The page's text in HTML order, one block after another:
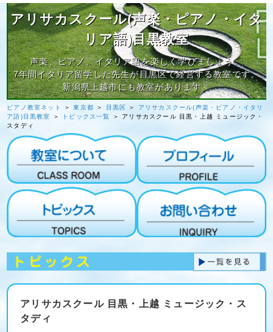
アリサカスクール(声楽・ピアノ・イタ
リア語)目黒教室
声楽、ピアノ、イタリア語を楽しく学びましょう。
7年間イタリア留学した先生が目黒区で経営する教室です。
新潟県上越市にも教室があります。
ピアノ教室ネット ＞東京都 ＞ 目黒区 ＞
アリサカスクール(声楽・ピアノ・イタリ
ア語)目黒教室
＞ トピックス一覧
＞ アリサカスクール 目黒・上越 ミュージック・
スタディ
アリサカスクール 目黒・上越 ミュージック・ス
タディ